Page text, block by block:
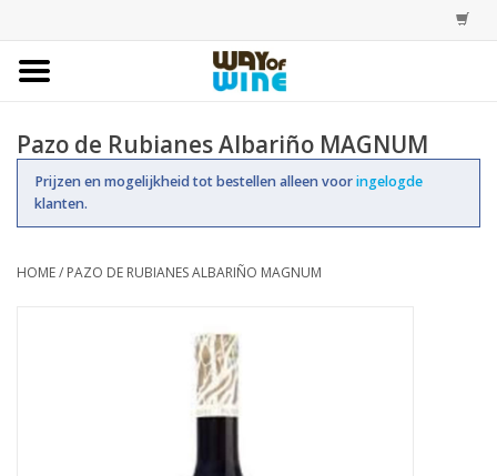
Bestellingen
Assortiment
Pazo de Rubianes Albariño MAGNUM
Prijzen en mogelijkheid tot bestellen alleen vooringelogde
klanten.
HOME/ PAZO DE RUBIANES ALBARIÑO MAGNUM